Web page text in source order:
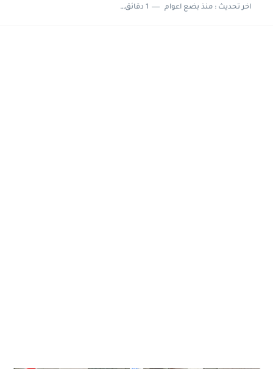
اخر تحديث :منذ بضع اعوام 1 دقائق للقراءة